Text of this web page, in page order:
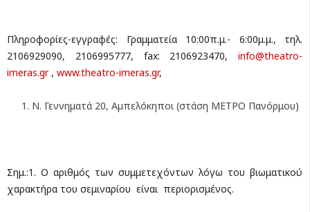
Πληροφορίες-εγγραφές: Γραμματεία 10:00π.μ.- 6:00μ.μ., τηλ.
2106929090, 2106995777, fax: 2106923470, info@theatro-
imeras.gr, www.theatro-imeras.gr,
N. Γεννηματά 20, Αμπελόκηποι (στάση ΜΕΤΡΟ Πανόρμου)
Σημ.:1. Ο αριθμός των συμμετεχόντων λόγω του βιωματικού
χαρακτήρα του σεμιναρίου είναι περιορισμένος.